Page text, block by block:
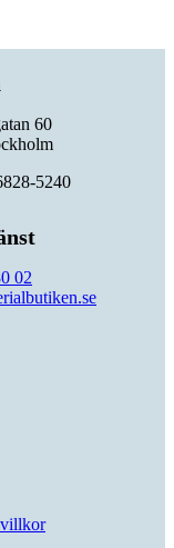
60
5240
02